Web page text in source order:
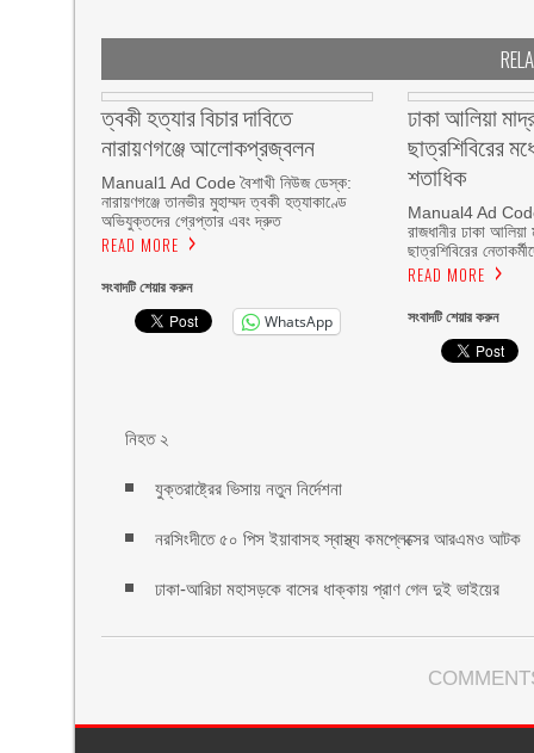
ত্বকী হত্যার বিচার দাবিতে
নারায়ণগঞ্জে আলোকপ্রজ্বলন
Manual1 Ad Code বৈশাখী নিউজ ডেস্ক:
নারায়ণগঞ্জে তানভীর মুহাম্মদ ত্বকী হত্যাকাণ্ডে
অভিযুক্তদের গ্রেপ্তার এবং দ্রুত
READ MORE
সংবাদটি শেয়ার করুন
WhatsApp
ঢাকা আলিয়া
ছাত্রশিবিরের
শতাধিক
Manual4 Ad Code
রাজধানীর ঢাকা
ছাত্রশিবিরের
READ MORE
সংবাদটি শেয়ার করুন
নিহত ২
যুক্তরাষ্ট্রের ভিসায় নতুন নির্দেশনা
নরসিংদীতে ৫০ পিস ইয়াবাসহ স্বাস্থ্য কমপ্লেক্সের আরএমও আটক
ঢাকা-আরিচা মহাসড়কে বাসের ধাক্কায় প্রাণ গেল দুই ভাইয়ের